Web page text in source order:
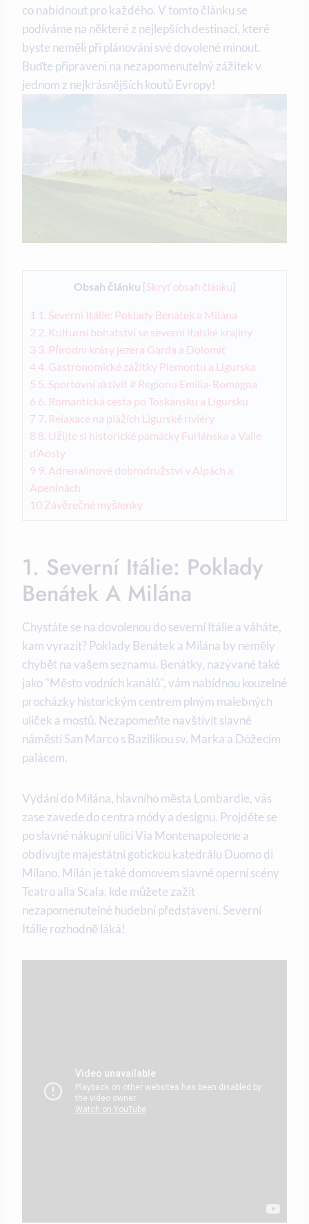
co nabídnout pro každého. V tomto článku se
podíváme na některé z nejlepších destinací, které
byste neměli při plánování své dovolené minout.
Buďte připraveni na nezapomenutelný zážitek v
jednom z nejkrásnějších koutů Evropy!
Obsah článku [Skryť obsah článku]
1 1. Severní Itálie: Poklady Benátek a Milána
2 2. Kulturní bohatství se severní italské krajiny
3 3. Přírodní krásy jezera Garda a Dolomit
4 4. Gastronomické zážitky Piemontu a Ligurska
5 5. Sportovní aktivit # Regionu Emilia-Romagna
6 6. Romantická cesta po Toskánsku a Ligursku
7 7. Relaxace na plážích Ligurské riviéry
8 8. Užijte si historické památky Furlánska a Valle
d’Aosty
9 9. Adrenalinové dobrodružství v Alpách a
Apeninách
10 Závěrečné myšlenky
1. Severní Itálie: Poklady
Benátek A Milána
Chystáte se na dovolenou do severní Itálie a váháte,
kam vyrazit? Poklady Benátek a Milána by neměly
chybět na vašem seznamu. Benátky, nazývané také
jako "Město vodních kanálů", vám nabídnou kouzelné
procházky historickým centrem plným malebných
uliček a mostů. Nezapomeňte navštívit slavné
náměstí San Marco s Bazilikou sv. Marka a Dóžecím
palácem.
Vydání do Milána, hlavního města Lombardie, vás
zase zavede do centra módy a designu. Projděte se
po slavné nákupní ulici Via Montenapoleone a
obdivujte majestátní gotickou katedrálu Duomo di
Milano. Milán je také domovem slavné operní scény
Teatro alla Scala, kde můžete zažít
nezapomenutelné hudební představení. Severní
Itálie rozhodně láká!